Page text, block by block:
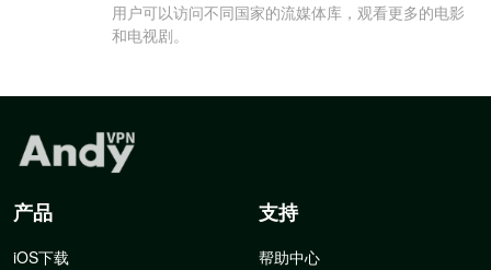
用户可以访问不同国家的流媒体库，观看更多的电影
和电视剧。
产品
iOS下载
支持
帮助中心